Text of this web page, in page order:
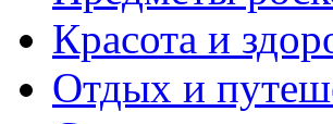
Красота и
Отдых и